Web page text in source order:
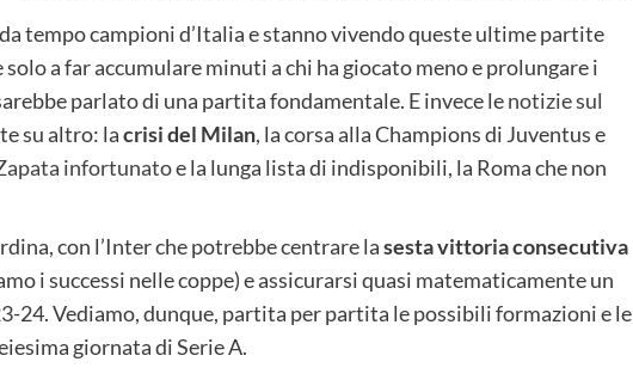
tempo campioni d’Italia e stanno vivendo queste ultime partite
a far accumulare minuti a chi ha giocato meno e prolungare i
parlato di una partita fondamentale. E invece lenotizie sul
su altro: lacrisi del Milan, la corsa alla Champions di Juventus e
infortunatoe la lunga lista di indisponibili, la Roma che non
con l’Inter che potrebbe centrare lasesta vittoria consecutiva
i successi nelle coppe) e assicurarsi quasi matematicamente un
24. Vediamo, dunque, partita per partita le possibili formazioni e le
giornata di Serie A.